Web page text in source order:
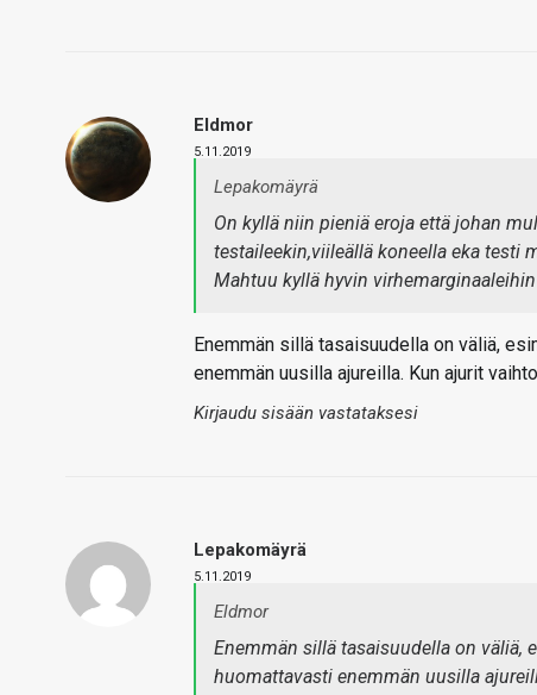
Eldmor
5.11.2019
Lepakomäyrä
On kyllä niin pieniä eroja että johan
testaileekin,viileällä koneella eka testi
Mahtuu kyllä hyvin
Enemmän sillä tasaisuudella on väliä,
enemmän uusilla ajureilla. Kun ajurit
Kirjaudu sisään vastataksesi
Lepakomäyrä
5.11.2019
Eldmor
Enemmän sillä tasaisuudella on väliä,
huomattavasti enemmän uusilla